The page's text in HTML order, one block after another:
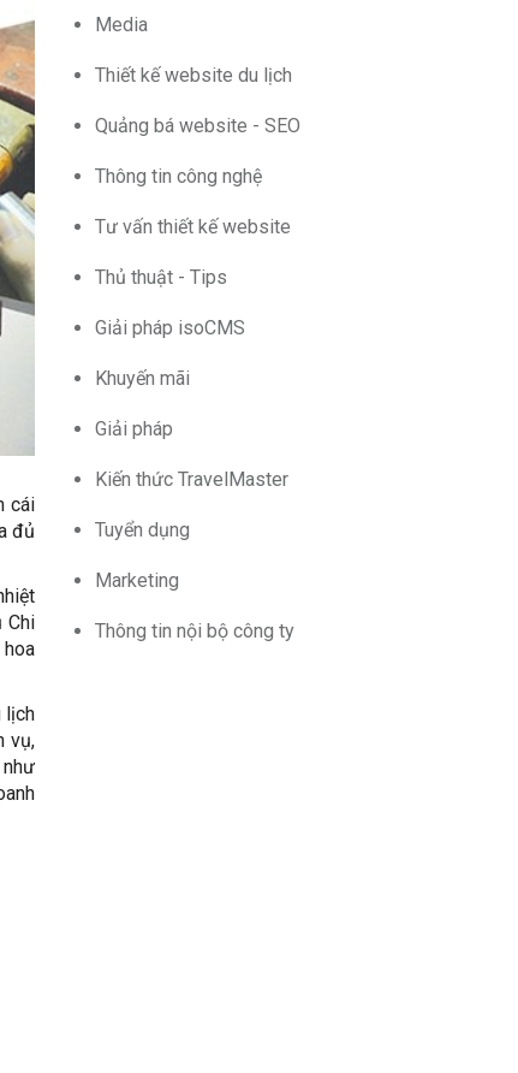
cái
đủ
Chi
lịch
vụ,
Media
Thiết kế website du lịch
Quảng bá website - SEO
Thông tin công nghệ
Tư vấn thiết kế website
Thủ thuật - Tips
Giải pháp isoCMS
Khuyến mãi
Giải pháp
Kiến thức TravelMaster
Tuyển dụng
Marketing
Thông tin nội bộ công ty